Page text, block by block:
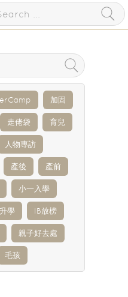
加固
走佬袋 育兒
人物專訪
產後 產前
小一入學
學 IB放榜
親子好去處
毛孩